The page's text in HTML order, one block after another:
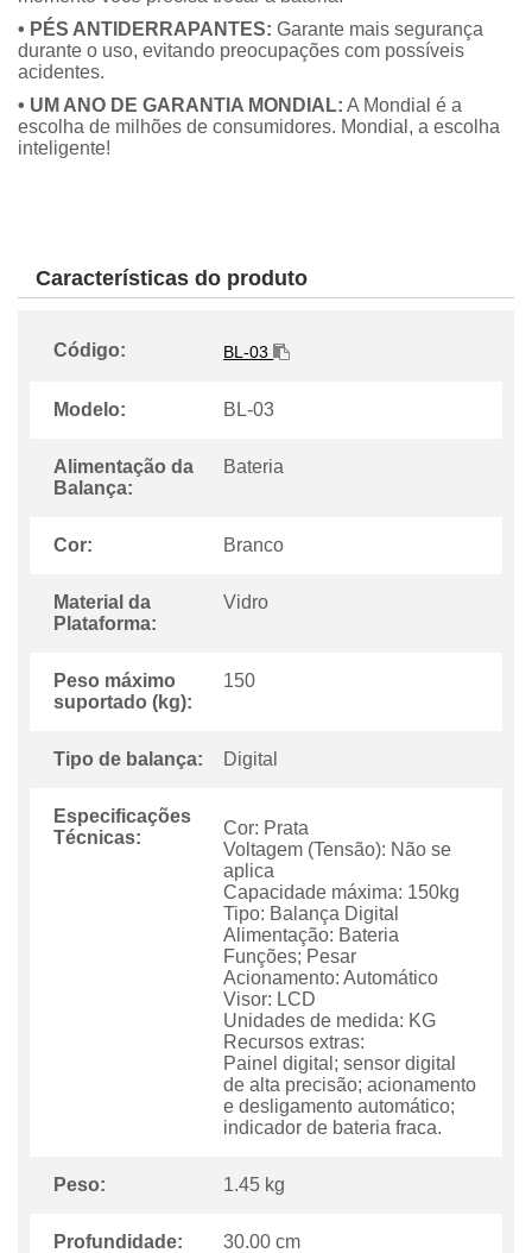
• PÉS ANTIDERRAPANTES: Garante mais segurança
durante o uso, evitando preocupações com possíveis
acidentes.
• UM ANO DE GARANTIA MONDIAL: A Mondial é a
escolha de milhões de consumidores. Mondial, a escolha
inteligente!
Características do produto
Código: BL-03
Modelo: BL-03
Alimentação da
Balança:
Bateria
Cor: Branco
Material da
Plataforma:
Vidro
Peso máximo
suportado (kg):
150
Tipo de balança: Digital
Especificações
Técnicas:
Cor: Prata
Voltagem (Tensão): Não se
aplica
Capacidade máxima: 150kg
Tipo: Balança Digital
Alimentação: Bateria
Funções; Pesar
Acionamento: Automático
Visor: LCD
Unidades de medida: KG
Recursos extras:
Painel digital; sensor digital
de alta precisão; acionamento
e desligamento automático;
indicador de bateria fraca.
Peso: 1.45 kg
Profundidade: 30.00 cm